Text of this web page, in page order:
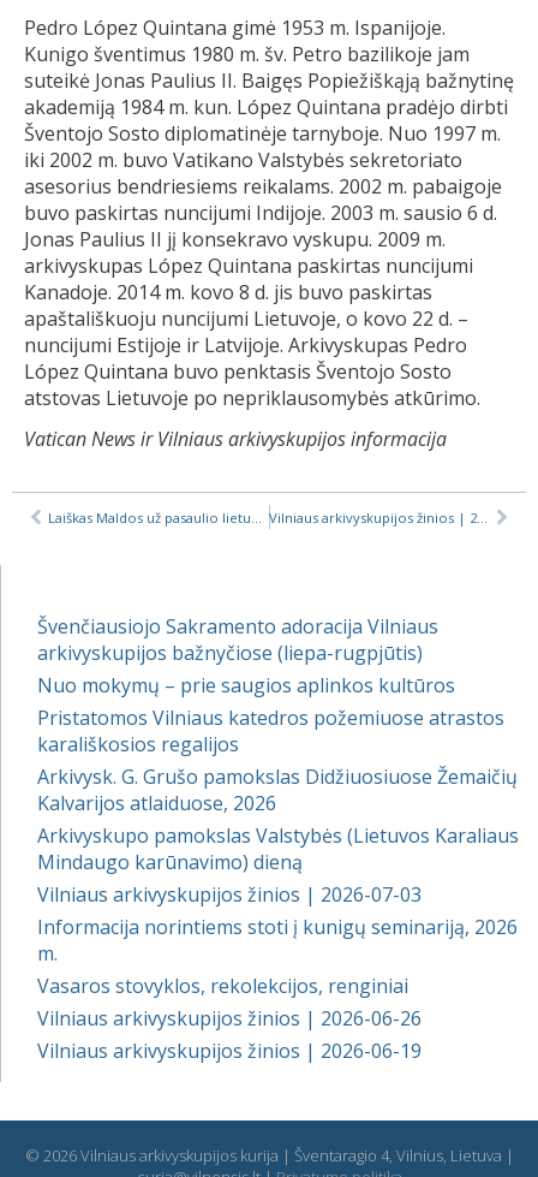
Pedro López Quintana gimė 1953 m. Ispanijoje.
Kunigo šventimus 1980 m. šv. Petro bazilikoje jam
suteikė Jonas Paulius II. Baigęs Popiežiškąją bažnytinę
akademiją 1984 m. kun. López Quintana pradėjo dirbti
Šventojo Sosto diplomatinėje tarnyboje. Nuo 1997 m.
iki 2002 m. buvo Vatikano Valstybės sekretoriato
asesorius bendriesiems reikalams. 2002 m. pabaigoje
buvo paskirtas nuncijumi Indijoje. 2003 m. sausio 6 d.
Jonas Paulius II jį konsekravo vyskupu. 2009 m.
arkivyskupas López Quintana paskirtas nuncijumi
Kanadoje. 2014 m. kovo 8 d. jis buvo paskirtas
apaštališkuoju nuncijumi Lietuvoje, o kovo 22 d. –
nuncijumi Estijoje ir Latvijoje. Arkivyskupas Pedro
López Quintana buvo penktasis Šventojo Sosto
atstovas Lietuvoje po nepriklausomybės atkūrimo.
Vatican News ir Vilniaus arkivyskupijos informacija
Švenčiausiojo Sakramento adoracija Vilniaus
arkivyskupijos bažnyčiose (liepa-rugpjūtis)
Nuo mokymų – prie saugios aplinkos kultūros
Pristatomos Vilniaus katedros požemiuose atrastos
karališkosios regalijos
Arkivysk. G. Grušo pamokslas Didžiuosiuose Žemaičių
Kalvarijos atlaiduose, 2026
Arkivyskupo pamokslas Valstybės (Lietuvos Karaliaus
Mindaugo karūnavimo) dieną
Vilniaus arkivyskupijos žinios | 2026-07-03
Informacija norintiems stoti į kunigų seminariją, 2026
m.
Vasaros stovyklos, rekolekcijos, renginiai
Vilniaus arkivyskupijos žinios | 2026-06-26
Vilniaus arkivyskupijos žinios | 2026-06-19
© 2026 Vilniaus arkivyskupijos kurija | Šventaragio 4, Vilnius, Lietuva |